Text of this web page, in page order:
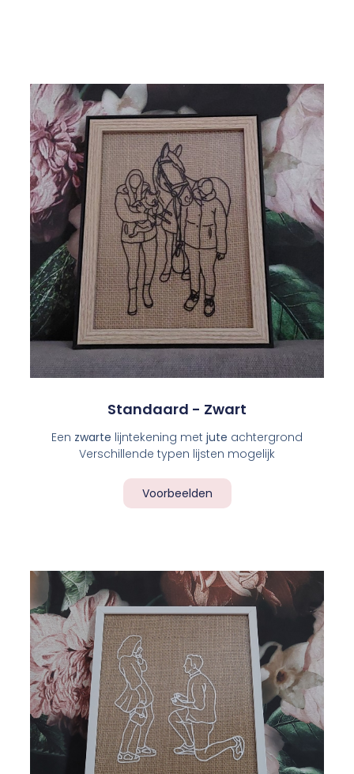
Standaard - Zwart
Een zwarte lijntekening met jute achtergrond
Verschillende typen lijsten mogelijk
Voorbeelden